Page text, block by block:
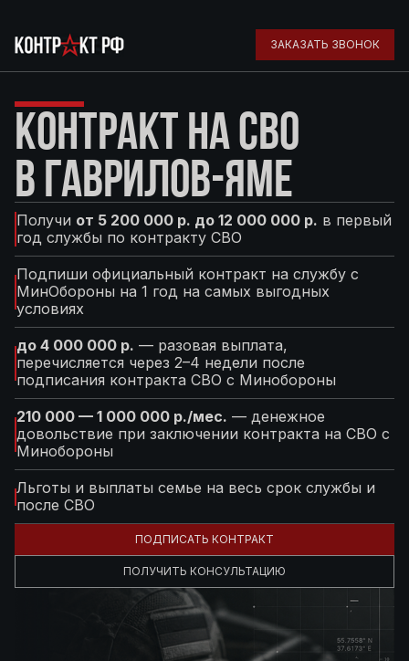
ЗАКАЗАТЬ ЗВОНОК
КОНТРАКТ НА СВО
В ГАВРИЛОВ-ЯМЕ
Получи от 5 200 000 р. до 12 000 000 р. в первый
год службы по контракту СВО
Подпиши официальный контракт на службу с
МинОбороны на 1 год на самых выгодных
условиях
до 4 000 000 р. — разовая выплата,
перечисляется через 2–4 недели после
подписания контракта СВО с Минобороны
210 000 — 1 000 000 р./мес. — денежное
довольствие при заключении контракта на СВО с
Минобороны
Льготы и выплаты семье на весь срок службы и
после СВО
ПОДПИСАТЬ КОНТРАКТ
ПОЛУЧИТЬ КОНСУЛЬТАЦИЮ